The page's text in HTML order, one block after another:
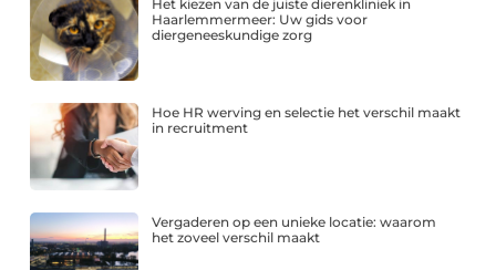
Het kiezen van de juiste dierenkliniek in
Haarlemmermeer: Uw gids voor
diergeneeskundige zorg
Hoe HR werving en selectie het verschil maakt
in recruitment
Vergaderen op een unieke locatie: waarom
het zoveel verschil maakt